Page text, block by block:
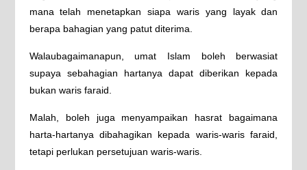
mana telah menetapkan siapa waris yang layak dan
berapa bahagian yang patut diterima.
Walaubagaimanapun, umat Islam boleh berwasiat
supaya sebahagian hartanya dapat diberikan kepada
bukan waris faraid.
Malah, boleh juga menyampaikan hasrat bagaimana
harta-hartanya dibahagikan kepada waris-waris faraid,
tetapi perlukan persetujuan waris-waris.